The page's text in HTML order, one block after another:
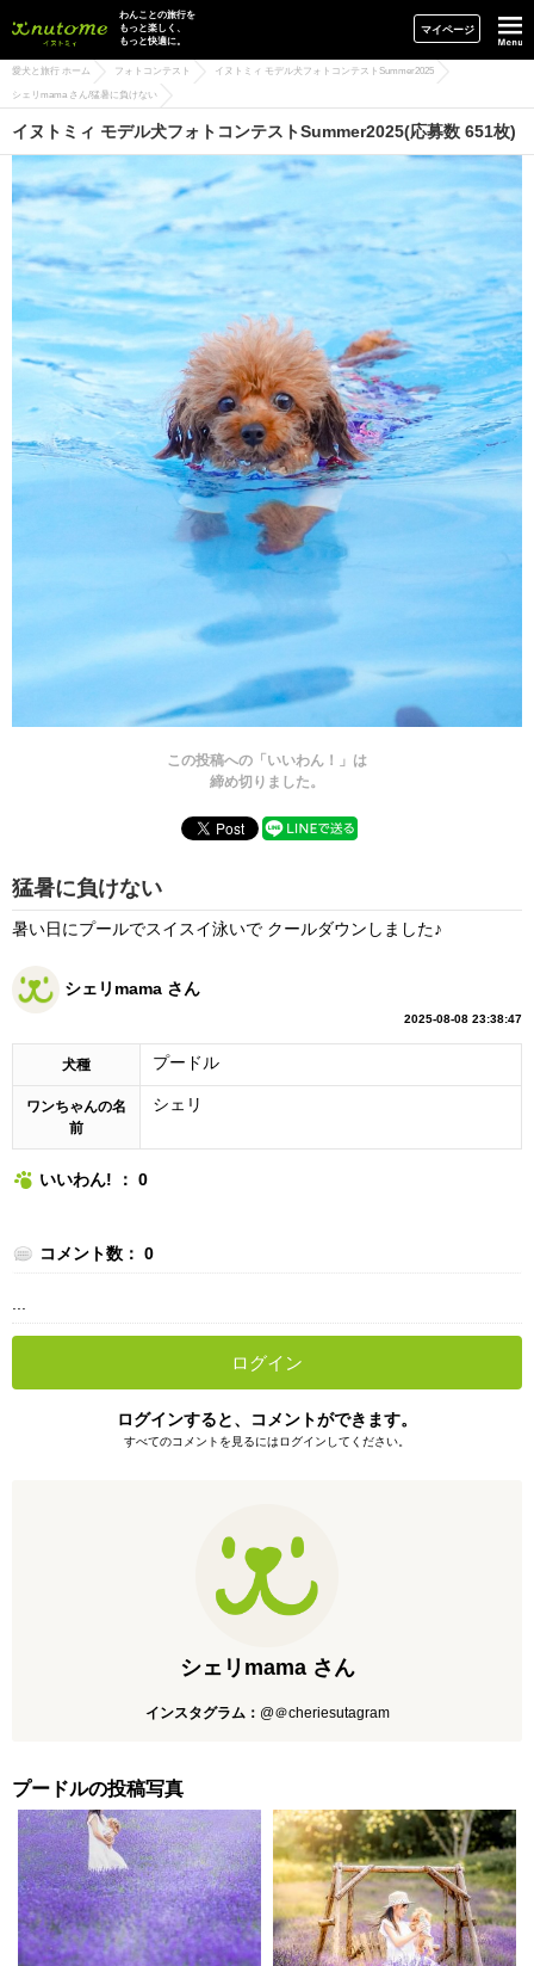
イヌトミィ
わんことの旅行を
もっと楽しく、
もっと快適に。
マイページ
愛犬と旅行 ホーム フォトコンテスト イヌトミィ モデル犬フォトコンテストSummer2025
シェリmama さん/猛暑に負けない
イヌトミィ モデル犬フォトコンテストSummer2025(応募数 651枚)
この投稿への「いいわん！」は
締め切りました。
猛暑に負けない
暑い日にプールでスイスイ泳いで クールダウンしました♪
シェリmama さん
2025-08-08 23:38:47
犬種 プードル
ワンちゃんの名
前
シェリ
いいわん! ： 0
コメント数： 0
...
ログイン
ログインすると、コメントができます。
すべてのコメントを見るにはログインしてください。
シェリmama さん
インスタグラム： @＠cheriesutagram
プードルの投稿写真